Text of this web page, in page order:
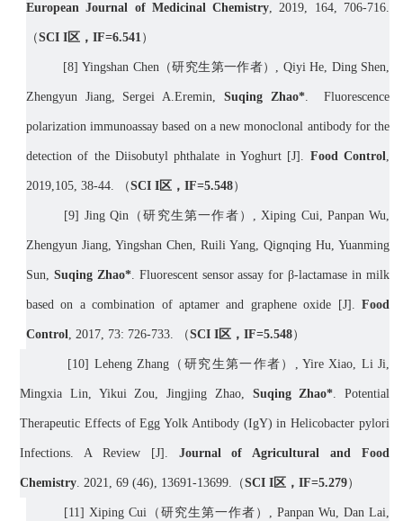
European Journal of Medicinal Chemistry, 2019, 164, 706-716.
（SCI I区， IF=6.541）
[8]Yingshan Chen（研究生第一作者） , Qiyi He, Ding Shen,
Zhengyun Jiang, Sergei A.Eremin, Suqing Zhao*. Fluorescence
polarization immunoassay based on a new monoclonal antibody for the
detection of the Diisobutyl phthalate in Yoghurt [J]. Food Control,
2019,105, 38-44. （SCI I区， IF=5.548）
[9] Jing Qin（研究生第一作者） , Xiping Cui, Panpan Wu,
Zhengyun Jiang, Yingshan Chen, Ruili Yang, Qignqing Hu, Yuanming
Sun, Suqing Zhao*. Fluorescent sensor assay for β-lactamase in milk
based on a combination of aptamer and graphene oxide [J]. Food
Control, 2017, 73: 726-733. （SCI I区， IF=5.548）
[10] Leheng Zhang （研究生第一作者） , Yire Xiao, Li Ji,
Mingxia Lin, Yikui Zou, Jingjing Zhao, Suqing Zhao*. Potential
Therapeutic Effects of Egg Yolk Antibody (IgY) in Helicobacter pylori
Infections. A Review [J]. Journal of Agricultural and Food
Chemistry. 2021, 69 (46), 13691-13699. （SCI I区， IF=5.279）
[11] Xiping Cui （研究生第一作者） , Panpan Wu, Dan Lai,